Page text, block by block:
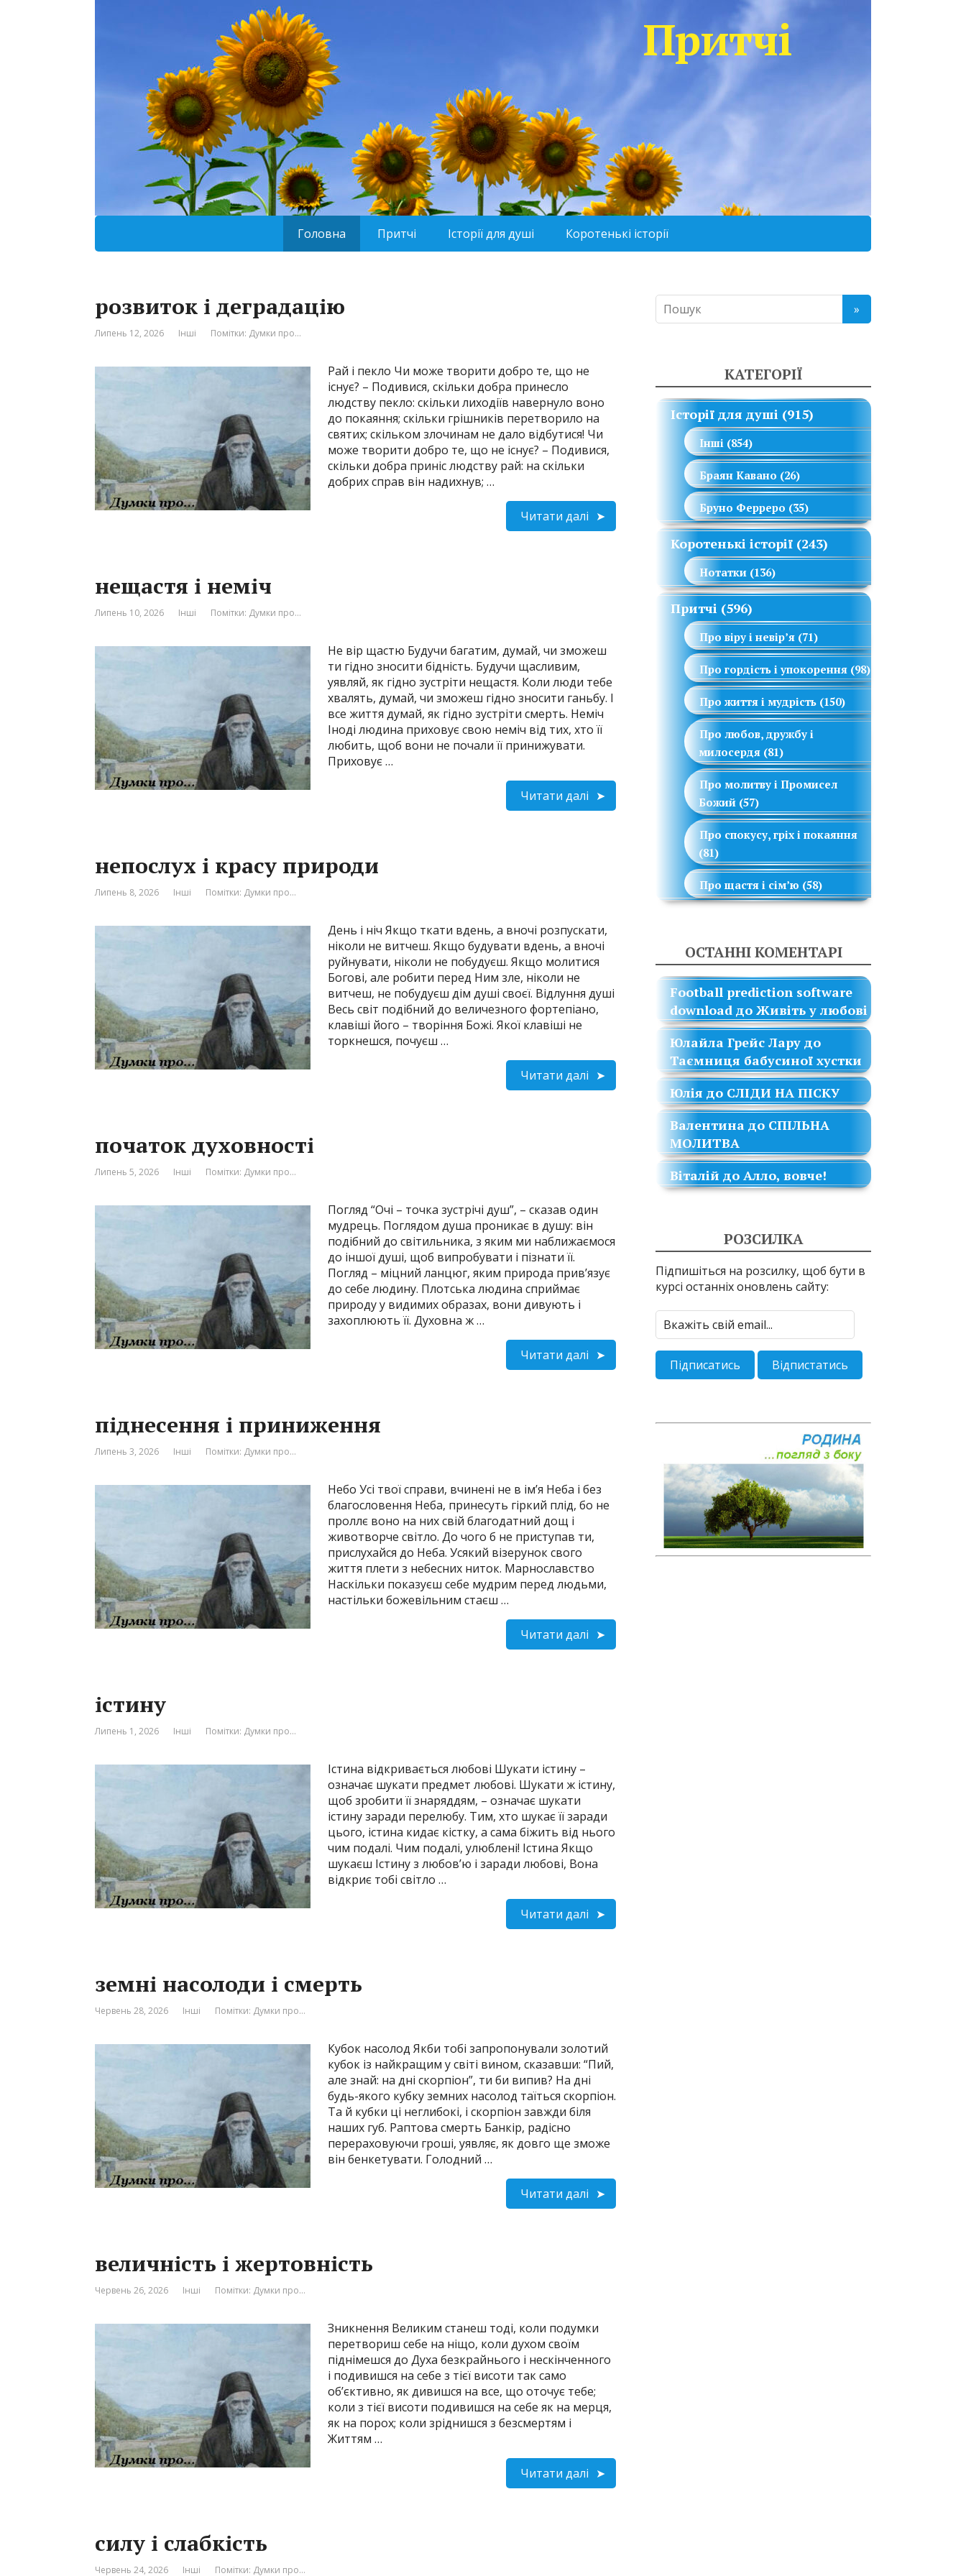
Притчі
Головна Притчі Історії для душі Коротенькі історії
розвиток і деградацію
Липень 12, 2026 Інші Помітки: Думки про…
Рай і пекло Чи може творити добро те, що не
існує? – Подивися, скільки добра принесло
людству пекло: скільки лиходіїв навернуло воно
до покаяння; скільки грішників перетворило на
святих; скільком злочинам не дало відбутися! Чи
може творити добро те, що не існує? – Подивися,
скільки добра приніс людству рай: на скільки
добрих справ він надихнув; …
Читати далі
нещастя і неміч
Липень 10, 2026 Інші Помітки: Думки про…
Не вір щастю Будучи багатим, думай, чи зможеш
ти гідно зносити бідність. Будучи щасливим,
уявляй, як гідно зустріти нещастя. Коли люди тебе
хвалять, думай, чи зможеш гідно зносити ганьбу. І
все життя думай, як гідно зустріти смерть. Неміч
Іноді людина приховує свою неміч від тих, хто її
любить, щоб вони не почали її принижувати.
Приховує …
Читати далі
непослух і красу природи
Липень 8, 2026 Інші Помітки: Думки про…
День і ніч Якщо ткати вдень, а вночі розпускати,
ніколи не витчеш. Якщо будувати вдень, а вночі
руйнувати, ніколи не побудуєш. Якщо молитися
Богові, але робити перед Ним зле, ніколи не
витчеш, не побудуєш дім душі своєї. Відлуння душі
Весь світ подібний до величезного фортепіано,
клавіші його – творіння Божі. Якої клавіші не
торкнешся, почуєш …
Читати далі
початок духовності
Липень 5, 2026 Інші Помітки: Думки про…
Погляд “Очі – точка зустрічі душ”, – сказав один
мудрець. Поглядом душа проникає в душу: він
подібний до світильника, з яким ми наближаємося
до іншої душі, щоб випробувати і пізнати її.
Погляд – міцний ланцюг, яким природа прив’язує
до себе людину. Плотська людина сприймає
природу у видимих образах, вони дивують і
захоплюють її. Духовна ж …
Читати далі
піднесення і приниження
Липень 3, 2026 Інші Помітки: Думки про…
Небо Усі твої справи, вчинені не в ім’я Неба і без
благословення Неба, принесуть гіркий плід, бо не
проллє воно на них свій благодатний дощ і
животворче світло. До чого б не приступав ти,
прислухайся до Неба. Усякий візерунок свого
життя плети з небесних ниток. Марнославство
Наскільки показуєш себе мудрим перед людьми,
настільки божевільним стаєш …
Читати далі
істину
Липень 1, 2026 Інші Помітки: Думки про…
Істина відкривається любові Шукати істину –
означає шукати предмет любові. Шукати ж істину,
щоб зробити її знаряддям, – означає шукати
істину заради перелюбу. Тим, хто шукає її заради
цього, істина кидає кістку, а сама біжить від нього
чим подалі. Чим подалі, улюблені! Істина Якщо
шукаєш Істину з любов’ю і заради любові, Вона
відкриє тобі світло …
Читати далі
земні насолоди і смерть
Червень 28, 2026 Інші Помітки: Думки про…
Кубок насолод Якби тобі запропонували золотий
кубок із найкращим у світі вином, сказавши: “Пий,
але знай: на дні скорпіон”, ти би випив? На дні
будь-якого кубку земних насолод таїться скорпіон.
Та й кубки ці неглибокі, і скорпіон завжди біля
наших губ. Раптова смерть Банкір, радісно
перераховуючи гроші, уявляє, як довго ще зможе
він бенкетувати. Голодний …
Читати далі
величність і жертовність
Червень 26, 2026 Інші Помітки: Думки про…
Зникнення Великим станеш тоді, коли подумки
перетвориш себе на ніщо, коли духом своїм
піднімешся до Духа безкрайнього і нескінченного
і подивишся на себе з тієї висоти так само
об’єктивно, як дивишся на все, що оточує тебе;
коли з тієї висоти подивишся на себе як на мерця,
як на порох; коли зріднишся з безсмертям і
Життям …
Читати далі
силу і слабкість
Червень 24, 2026 Інші Помітки: Думки про…
КАТЕГОРІЇ
Історії для душі (915)
Інші (854)
Браян Кавано (26)
Бруно Ферреро (35)
Коротенькі історії (243)
Нотатки (136)
Притчі (596)
Про віру і невір’я (71)
Про гордість і упокорення (98)
Про життя і мудрість (150)
Про любов, дружбу і
милосердя (81)
Про молитву і Промисел
Божий (57)
Про спокусу, гріх і покаяння
(81)
Про щастя і сім’ю (58)
ОСТАННІ КОМЕНТАРІ
Football prediction software
download до Живіть у любові
Юлайла Грейс Лару до
Таємниця бабусиної хустки
Юлія до СЛІДИ НА ПІСКУ
Валентина до СПІЛЬНА
МОЛИТВА
Віталій до Алло, вовче!
РОЗСИЛКА
Підпишіться на розсилку, щоб бути в
курсі останніх оновлень сайту: